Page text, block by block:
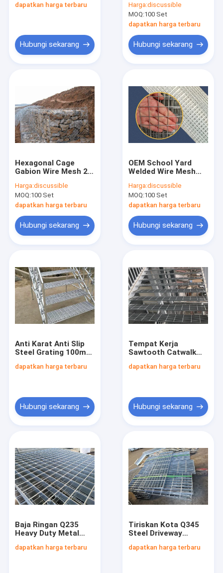
Rumah
Produk
Tur Pabrik
Hubungi kami
Permintaan Penawaran
kisi baja dilas
Kisi Baja Catwalk
Kisi-kisi Baja Tapak Tangga
Tipe Bergerigi
dapatkan harga terbaru
Hubungi sekarang
300mm Warna
Disesuaikan
Harga:discussible
MOQ:100 Set
dapatkan harga terbaru
Hubungi sekarang
Hexagonal Cage
Gabion Wire Mesh 2m
Gabion Baskets
Harga:discussible
MOQ:100 Set
dapatkan harga terbaru
Hubungi sekarang
OEM School Yard
Welded Wire Mesh
Dip Galvanizing
Harga:discussible
MOQ:100 Set
dapatkan harga terbaru
Hubungi sekarang
Anti Karat Anti Slip
Steel Grating 100mm
Dip Galvanis
dapatkan harga terbaru
Hubungi sekarang
Tempat Kerja
Sawtooth Catwalk
Slip Q235 Carbon
dapatkan harga terbaru
Hubungi sekarang
Baja Ringan Q235
Heavy Duty Metal
Membersihkan Diri
dapatkan harga terbaru
Tiriskan Kota Q345
Steel Driveway
Bergerigi
dapatkan harga terbaru